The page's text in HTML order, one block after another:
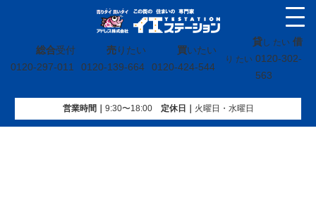
総合受付
0120-297-011
売りたい
0120-139-664
買いたい
0120-424-544
貸し たい 借
り たい 0120-302-
563
営業時間｜ 9:30〜18:00定休⽇｜ 火曜⽇・水曜⽇
イエステーション»売買実績»戸建»宮城県角田市岡字浦町